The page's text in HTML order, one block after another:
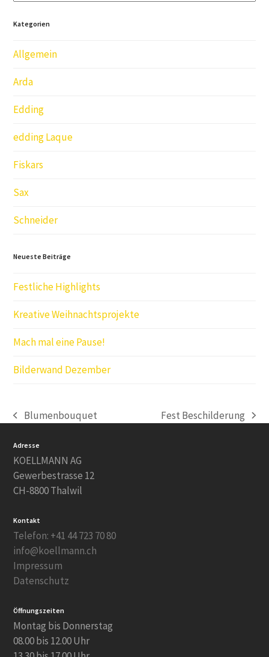
Kategorien
Allgemein
Arda
Edding
edding Laque
Fiskars
Sax
Schneider
Neueste Beiträge
Festliche Highlights
Kreative Weihnachtsprojekte
Mach mal eine Pause!
Bilderwand Dezember
vorheriger
Blumenbouquet
Nächster
Fest Beschilderung
Adresse
KOELLMANN AG
Gewerbestrasse 12
CH-8800 Thalwil
Kontakt
Telefon: +41 44 723 70 80
info@koellmann.ch
Impressum
Datenschutz
Öffnungszeiten
Montag bis Donnerstag
08.00 bis 12.00 Uhr